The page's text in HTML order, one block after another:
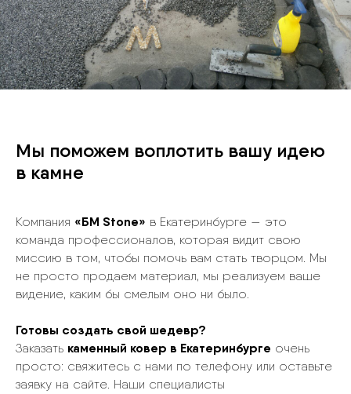
Мы поможем воплотить вашу идею
в камне
Компания «БМ Stone» в Екатеринбурге — это
команда профессионалов, которая видит свою
миссию в том, чтобы помочь вам стать творцом. Мы
не просто продаем материал, мы реализуем ваше
видение, каким бы смелым оно ни было.
Готовы создать свой шедевр?
Заказать каменный ковер в Екатеринбурге очень
просто: свяжитесь с нами по телефону или оставьте
заявку на сайте. Наши специалисты